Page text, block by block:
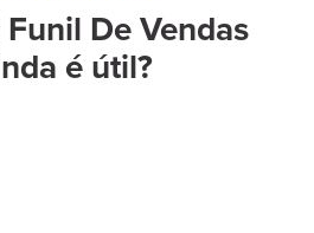
Funil De Vendas
é útil?